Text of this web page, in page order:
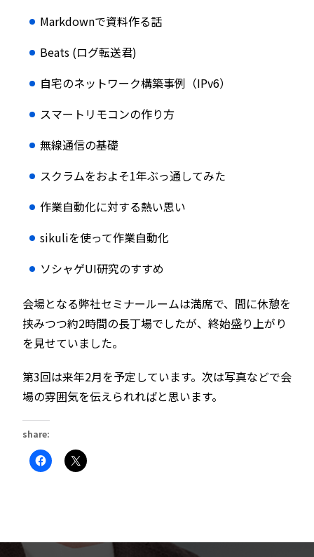
Markdownで資料作る話
Beats (ログ転送君)
自宅のネットワーク構築事例（IPv6）
スマートリモコンの作り方
無線通信の基礎
スクラムをおよそ1年ぶっ通してみた
作業自動化に対する熱い思い
sikuliを使って作業自動化
ソシャゲUI研究のすすめ
会場となる弊社セミナールームは満席で、間に休憩を
挟みつつ約2時間の長丁場でしたが、終始盛り上がり
を見せていました。
第3回は来年2月を予定しています。次は写真などで会
場の雰囲気を伝えられればと思います。
share:
Facebook
で
リ
ク
リ
有
(新